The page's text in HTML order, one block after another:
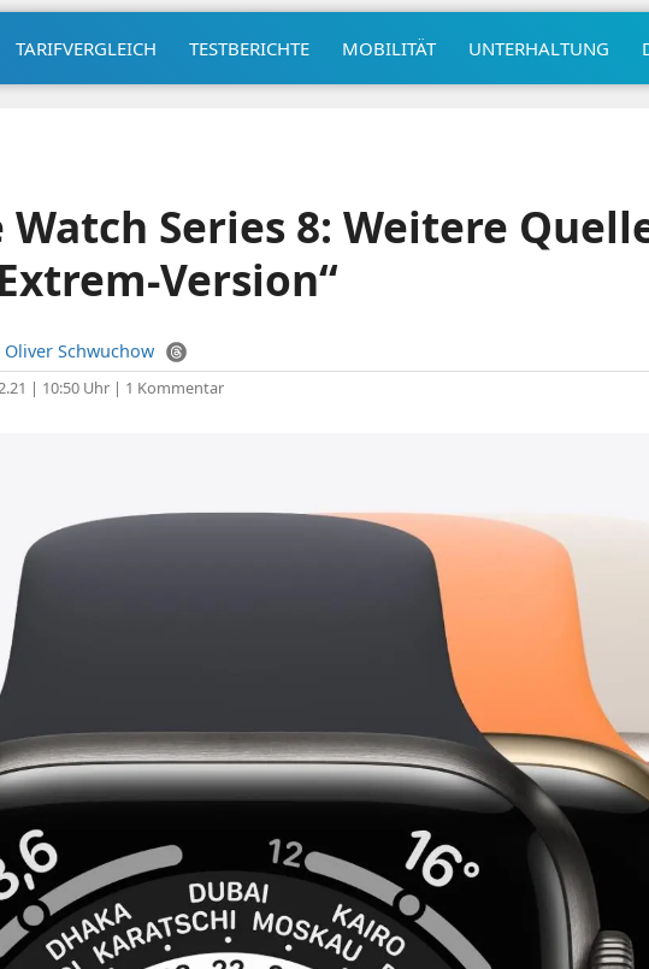
TARIFVERGLEICH TESTBERICHTE MOBILITÄT UNTERHALTUNG
Watch Series 8: Weitere
Version“
Oliver Schwuchow
| 10:50 Uhr| 1 Kommentar